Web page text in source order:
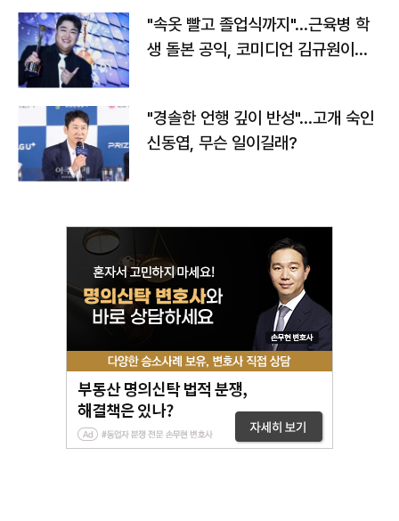
"속옷 빨고 졸업식까지"…근육병 학
생 돌본 공익, 코미디언 김규원이었
"경솔한 언행 깊이 반성"…고개 숙인
신동엽, 무슨 일이길래?